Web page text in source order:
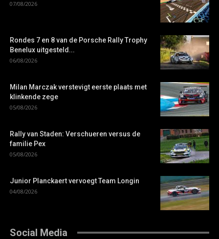
07/08/2026
Rondes 7 en 8 van de Porsche Rally Trophy
Benelux uitgesteld...
06/08/2026
Milan Marczak verstevigt eerste plaats met
klinkende zege
05/08/2026
Rally van Staden: Verschueren versus de
familie Pex
05/08/2026
Junior Planckaert vervoegt Team Longin
04/08/2026
Social Media